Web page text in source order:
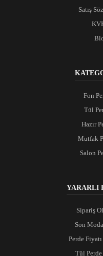
Satış
Fon
Tül
Hazır
Mutfak
Salon
YARARLI
Sipariş
Son
Perde
Tül